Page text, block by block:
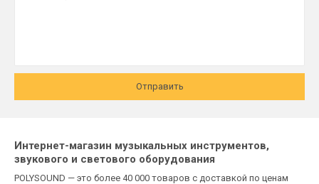
Отправить
Интернет-магазин музыкальных инструментов,
звукового и светового оборудования
POLYSOUND — это более 40 000 товаров с доставкой по ценам